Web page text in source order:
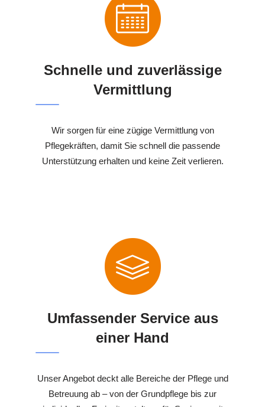
Schnelle und zuverlässige
Vermittlung
Wir sorgen für eine zügige Vermittlung von
Pflegekräften, damit Sie schnell die passende
Unterstützung erhalten und keine Zeit verlieren.
Umfassender Service aus
einer Hand
Unser Angebot deckt alle Bereiche der Pflege und
Betreuung ab – von der Grundpflege bis zur